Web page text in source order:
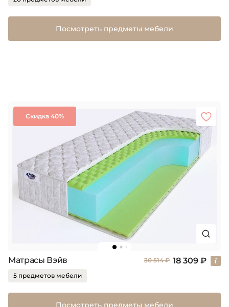
Посмотреть предметы мебели
Скидка 40%
Матрасы Вэйв 30 514 ₽ 18 309 ₽
5 предметов мебели
Посмотреть предметы мебели